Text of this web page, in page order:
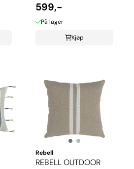
STRIPE - BLÅ
599,-
På lager
Kjøp
Rebell
REBELL OUTDOOR